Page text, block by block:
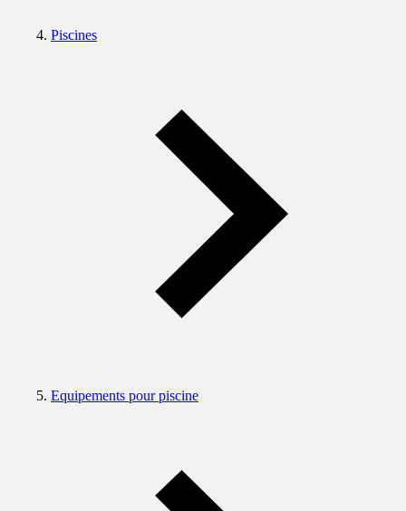
Piscines
Equipements pour piscine